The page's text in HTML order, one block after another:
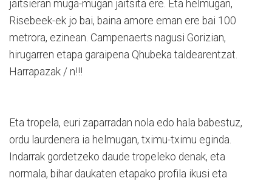
jaitsieran muga-mugan jaitsita ere. Eta helmugan,
Risebeek-ek jo bai, baina amore eman ere bai 100
metrora, ezinean. Campenaerts nagusi Gorizian,
hirugarren etapa garaipena Qhubeka taldearentzat.
Harrapazak / n!!!
Eta tropela, euri zaparradan nola edo hala babestuz,
ordu laurdenera ia helmugan, tximu-tximu eginda.
Indarrak gordetzeko daude tropeleko denak, eta
normala, bihar daukaten etapako profila ikusi eta